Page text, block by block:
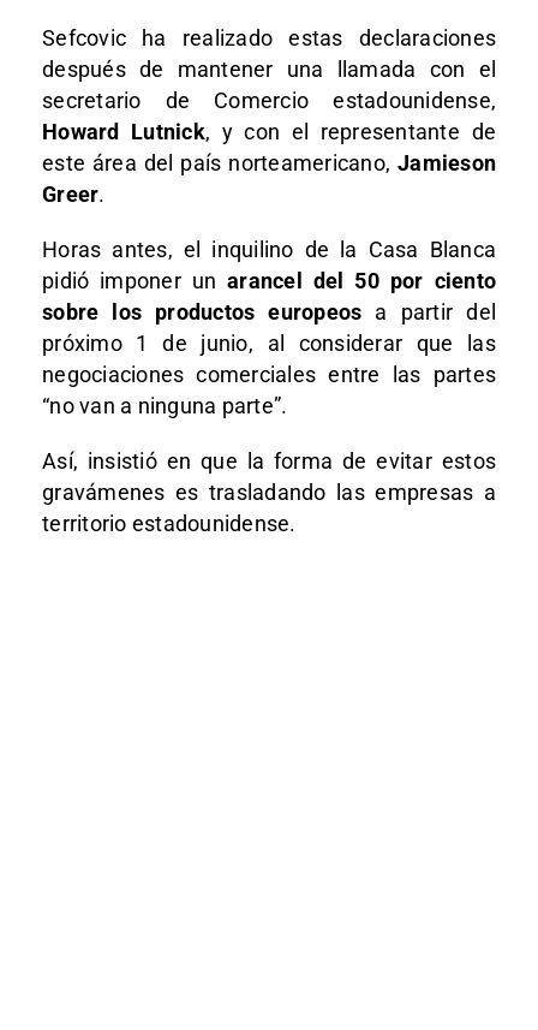
Sefcovic ha realizado estas declaraciones
después de mantener una llamada con el
secretario de Comercio estadounidense,
Howard Lutnick, y con el representante de
este área del país norteamericano, Jamieson
Greer.
Horas antes, el inquilino de la Casa Blanca
pidió imponer unarancel del 50 por ciento
sobre los productos europeos a partir del
próximo 1 de junio, al considerar que las
negociaciones comerciales entre las partes
“no van a ninguna parte”.
Así, insistió en que la forma de evitar estos
gravámenes es trasladando las empresas a
territorio estadounidense.